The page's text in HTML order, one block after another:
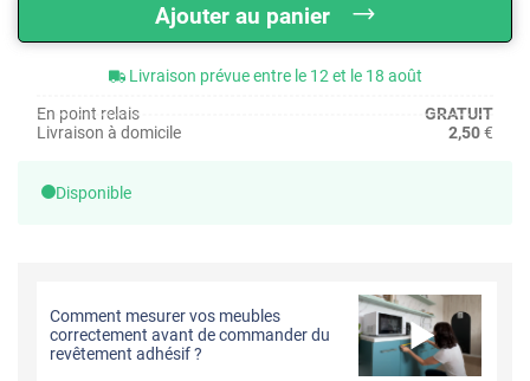
Ajouter au panier
Livraison prévue entre le 12 et le 18 août
En point relais
GRATUIT
Livraison à domicile
2,50€
Disponible
Comment mesurer vos meubles
correctement avant de commander du
revêtement adhésif ?